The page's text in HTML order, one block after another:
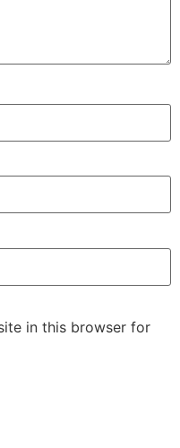
in this browser for